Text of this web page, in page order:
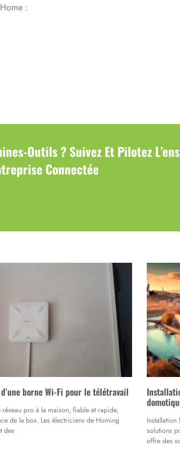
:
Outils ? Suivez Et Pilotez
Connectée
borne Wi-Fi pour le télétravail
pro à la maison, fiable et rapide,
de la box. Les électriciens de Homing
des
solutions
offre des